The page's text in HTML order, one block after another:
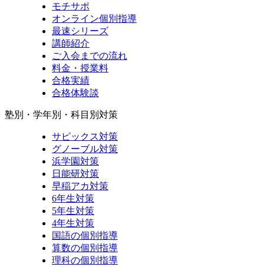
モチサポ
オンライン個別指導
最速シリーズ
講師紹介
ご入会までの流れ
料金・授業料
合格実績
合格体験談
塾別・学年別・科目別対策
サピックス対策
グノーブル対策
浜学園対策
日能研対策
早稲アカ対策
6年生対策
5年生対策
4年生対策
国語の個別指導
算数の個別指導
理科の個別指導